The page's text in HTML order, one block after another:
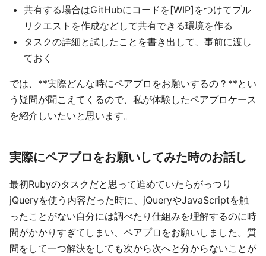
共有する場合はGitHubにコードを[WIP]をつけてプル
リクエストを作成などして共有できる環境を作る
タスクの詳細と試したことを書き出して、事前に渡し
ておく
では、**実際どんな時にペアプロをお願いするの？**とい
う疑問が聞こえてくるので、私が体験したペアプロケース
を紹介しいたいと思います。
実際にペアプロをお願いしてみた時のお話し
最初Rubyのタスクだと思って進めていたらがっつり
jQueryを使う内容だった時に、jQueryやJavaScriptを触
ったことがない自分には調べたり仕組みを理解するのに時
間がかかりすぎてしまい、ペアプロをお願いしました。質
問をして一つ解決をしても次から次へと分からないことが